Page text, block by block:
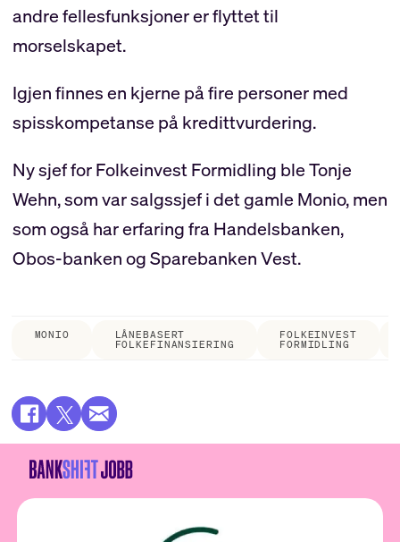
andre fellesfunksjoner er flyttet til
morselskapet.
Igjen finnes en kjerne på fire personer med
spisskompetanse på kredittvurdering.
Ny sjef for Folkeinvest Formidling ble Tonje
Wehn, som var salgssjef i det gamle Monio, men
som også har erfaring fra Handelsbanken,
Obos-banken og Sparebanken Vest.
MONIO LÅNEBASERT
FOLKEFINANSIERING
FOLKEINVEST
FORMIDLING